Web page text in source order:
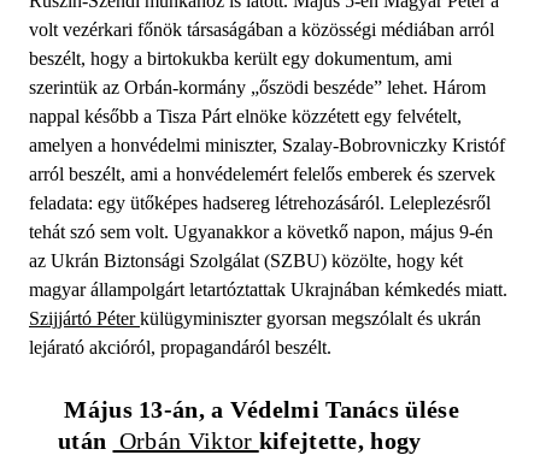
volt vezérkari főnök társaságában a közösségi médiában arról
beszélt, hogy a birtokukba került egy dokumentum, ami
szerintük az Orbán-kormány „őszödi beszéde” lehet. Három
nappal később a Tisza Párt elnöke közzétett egy felvételt,
amelyen a honvédelmi miniszter, Szalay-Bobrovniczky Kristóf
arról beszélt, ami a honvédelemért felelős emberek és szervek
feladata: egy ütőképes hadsereg létrehozásáról. Leleplezésről
tehát szó sem volt. Ugyanakkor a követkő napon, május 9-én
az Ukrán Biztonsági Szolgálat (SZBU) közölte, hogy két
magyar állampolgárt letartóztattak Ukrajnában kémkedés miatt.
Szijjártó Péterkülügyminiszter gyorsan megszólalt és ukrán
lejárató akcióról, propagandáról beszélt.
Május 13-án, a Védelmi Tanács ülése
után Orbán Viktor kifejtette, hogy